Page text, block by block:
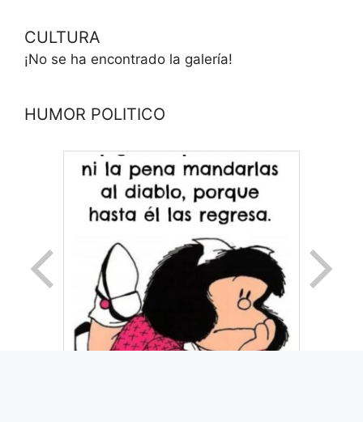
CULTURA
¡No se ha encontrado la galería!
HUMOR POLITICO